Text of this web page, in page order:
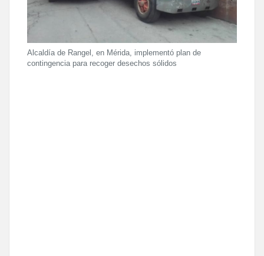
Alcaldía de Rangel, en Mérida, implementó plan de
contingencia para recoger desechos sólidos